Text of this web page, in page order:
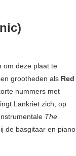
om deze plaat te
grootheden als Red
nummers met
Lankriet zich, op
The
de basgitaar en piano